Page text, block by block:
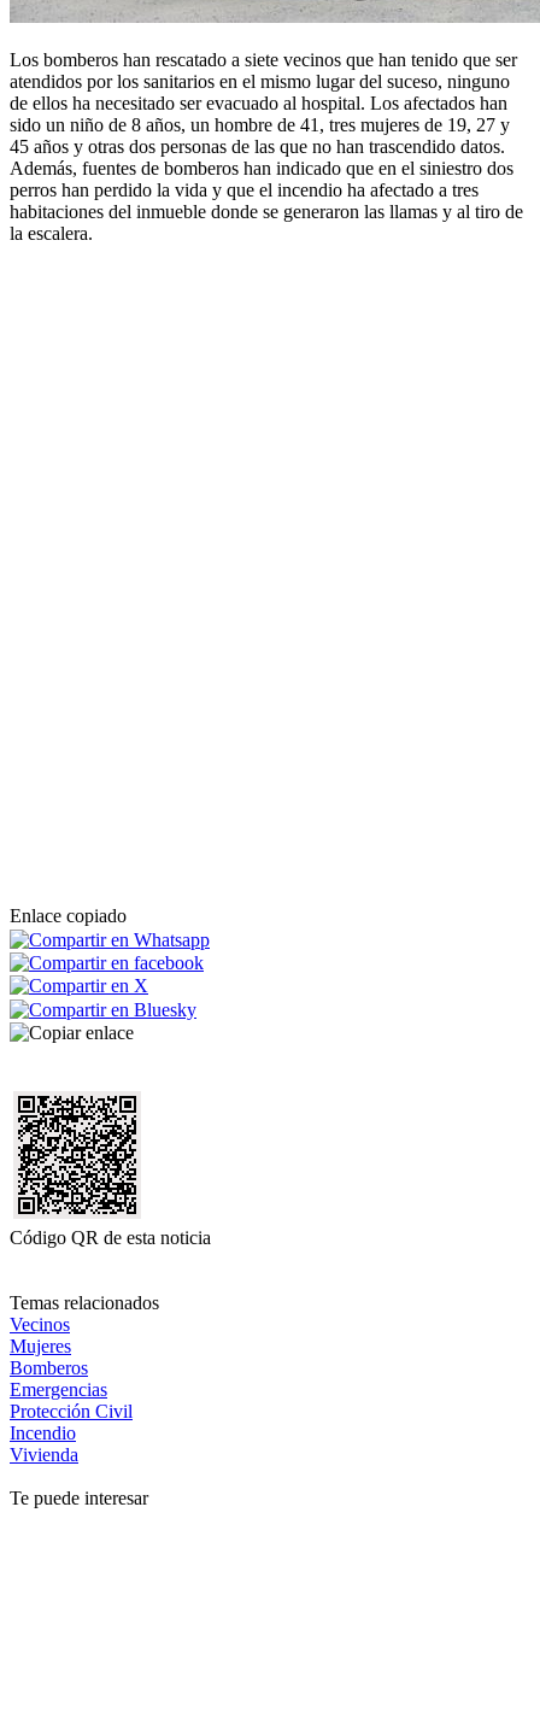
Los bomberos han rescatado a siete vecinos que han tenido que ser
atendidos por los sanitarios en el mismo lugar del suceso, ninguno
de ellos ha necesitado ser evacuado al hospital. Los afectados han
sido un niño de 8 años, un hombre de 41, tres mujeres de 19, 27 y
45 años y otras dos personas de las que no han trascendido datos.
Además, fuentes de bomberos han indicado que en el siniestro dos
perros han perdido la vida y que el incendio ha afectado a tres
habitaciones del inmueble donde se generaron las llamas y al tiro de
la escalera.
Enlace copiado
Código QR de esta noticia
Temas relacionados
Vecinos
Mujeres
Bomberos
Emergencias
Protección Civil
Incendio
Vivienda
Te puede interesar